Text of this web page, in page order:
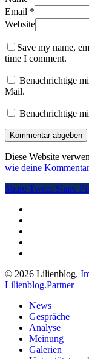
Email *
Website
Save my name,
time I comment.
Benachrichtige
Mail.
Benachrichtige
Diese Website
wie deine
Share Tweet Share
© 2026 Lilienblog.
Lilienblog.Partner
Close
Menu
News
Gespräche
Analyse
Meinung
Galerien